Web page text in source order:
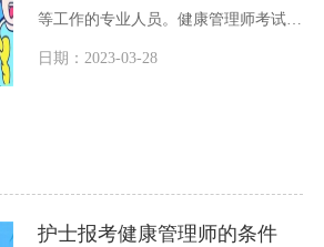
等工作的专业人员。健康管理师考试是
目前国内比较热门的一项职业资格考
日期：2023-03-28
护士报考健康管理师的条件